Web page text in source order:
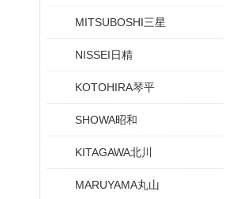
MITSUBOSHI三星
NISSEI日精
KOTOHIRA琴平
SHOWA昭和
KITAGAWA北川
MARUYAMA丸山